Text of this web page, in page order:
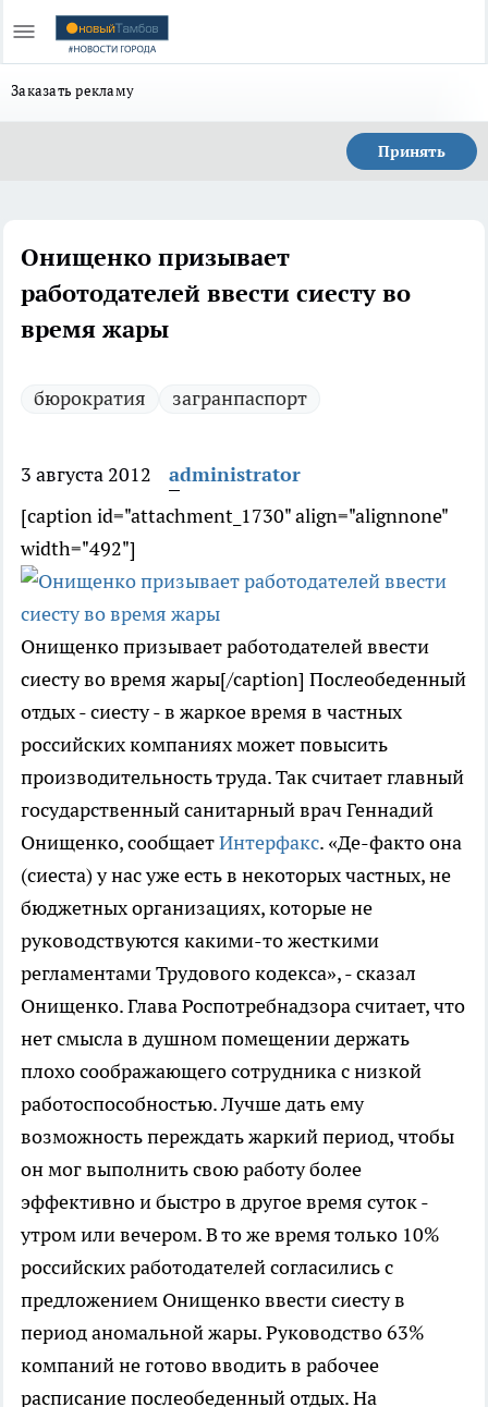
Заказать рекламу
Принять
Онищенко призывает
работодателей ввести сиесту во
время жары
бюрократия загранпаспорт
3 августа 2012
administrator
[caption id="attachment_1730" align="alignnone"
width="492"]
Онищенко призывает работодателей ввести
сиесту во время жары[/caption] Послеобеденный
отдых - сиесту - в жаркое время в частных
российских компаниях может повысить
производительность труда. Так считает главный
государственный санитарный врач Геннадий
Онищенко, сообщаетИнтерфакс. «Де-факто она
(сиеста) у нас уже есть в некоторых частных, не
бюджетных организациях, которые не
руководствуются какими-то жесткими
регламентами Трудового кодекса», - сказал
Онищенко. Глава Роспотребнадзора считает, что
нет смысла в душном помещении держать
плохо соображающего сотрудника с низкой
работоспособностью. Лучше дать ему
возможность переждать жаркий период, чтобы
он мог выполнить свою работу более
эффективно и быстро в другое время суток -
утром или вечером. В то же время только 10%
российских работодателей согласились с
предложением Онищенко ввести сиесту в
период аномальной жары. Руководство 63%
компаний не готово вводить в рабочее
расписание послеобеденный отдых. На